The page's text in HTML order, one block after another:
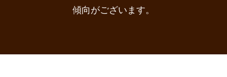
傾向がございます。